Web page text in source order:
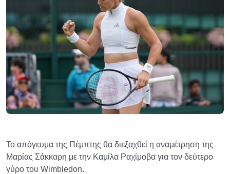
Το απόγευμα της Πέμπτης θα διεξαχθεί η αναμέτρηση της
Μαρίας Σάκκαρη με την Καμίλα Ραχίμοβα για τον δεύτερο
γύρο του Wimbledon.